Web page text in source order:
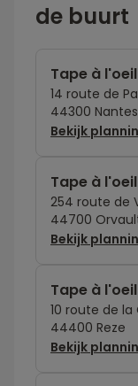
de buurt
Tape à
14 route de
44300
Bekijk
Tape à
254 route de
44700
Bekijk
Tape à
10 route de la
44400 Reze
Bekijk